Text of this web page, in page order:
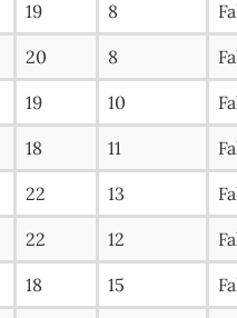
19 8
20 8
19 10
18 11
22 13
22 12
18 15